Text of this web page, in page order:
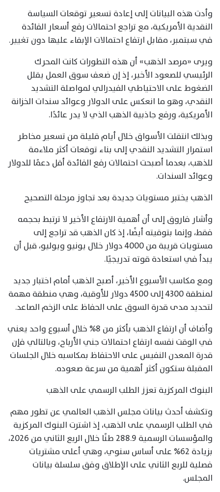
وأدت هذه البيانات إلى إعادة تسعير توقعات السياسة
النقدية الأمريكية، مع تراجع احتمالات رفع أسعار الفائدة
في سبتمبر، مقابل ارتفاع احتمالات الإبقاء عليها دون تغيير.
ويرى «مرصد الذهب» أن هذه التطورات كانت المحرك
الرئيسي للصعود الأخير، إذ إن ضعف سوق العمل يقلل
الضغوط على الاحتياطي الفيدرالي لمواصلة التشديد
النقدي، وهو ما انعكس على الدولار وعوائد سندات الخزانة
الأمريكية، ورفع جاذبية الذهب الذي لا يدر عائدًا.
وبذلك انتقلت الأسواق خلال أيام قليلة من تسعير مخاطر
استمرار التشديد النقدي إلى بناء توقعات أكثر ملاءمة
للذهب، بعدما أصبحت احتمالات رفع الفائدة أقل دعمًا للدولار
وعوائد السندات.
الذهب يختبر مستويات جديدة بعد تجاوز مرحلة التصحيح
وأشار فاروق إلى أن أهمية الارتفاع الأخير لا ترتبط بحجمه
فقط، وإنما بتوقيته أيضًا، إذ كان الذهب قد تراجع إلى
مستويات قريبة من 4000 دولار خلال يونيو ويوليو، قبل أن
يبدأ في استعادة قوته تدريجيًا.
ومع مكاسب الأسبوع الأخير، أصبح الذهب أمام اختبار جديد
لمنطقة 4300 إلى 4500 دولار للأوقية، وهي منطقة مهمة
لتحديد مدى قدرة السوق على الحفاظ على الزخم الصاعد.
وأضاف أن ارتفاع الذهب بأكثر من 8% خلال أسبوع واحد يعني
في الوقت نفسه ارتفاع احتمالات جني الأرباح، وبالتالي فإن
قدرة المعدن النفيس على الاحتفاظ بمكاسبه خلال الجلسات
المقبلة ستكون أكثر أهمية من سرعة صعوده.
البنوك المركزية تعزز الطلب الرسمي على الذهب
وتكشف أحدث بيانات مجلس الذهب العالمي عن تطور مهم
في الطلب الرسمي على الذهب، إذ اشترت البنوك المركزية
والمؤسسات الرسمية 288.9 طنًا خلال الربع الثاني من 2026،
بزيادة 62% على أساس سنوي، وهي أعلى مشتريات
فصلية للربع الثاني على الإطلاق وفق سلسلة بيانات
المجلس.